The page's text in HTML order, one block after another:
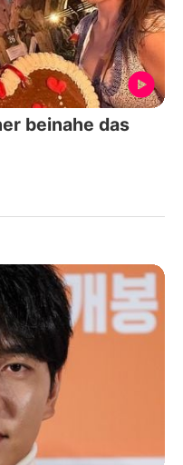
beinahe das